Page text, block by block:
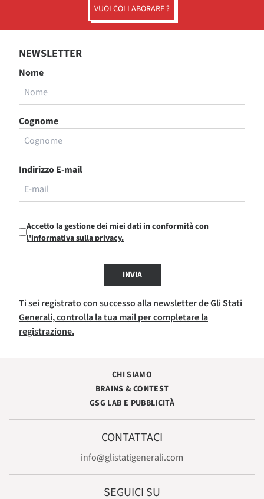
VUOI COLLABORARE ?
NEWSLETTER
Nome
Cognome
Indirizzo E-mail
Accetto la gestione dei miei dati in conformità con
l'informativa sulla privacy.
INVIA
Ti sei registrato con successo alla newsletter de Gli Stati
Generali, controlla la tua mail per completare la
registrazione.
CHI SIAMO
BRAINS & CONTEST
GSG LAB E PUBBLICITÀ
CONTATTACI
info@glistatigenerali.com
SEGUICI SU